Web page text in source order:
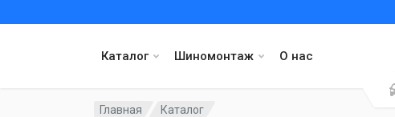
Каталог Шиномонтаж О нас
Главная
Каталог